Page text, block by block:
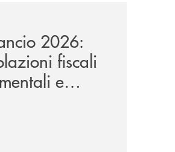
2026:
fiscali
e